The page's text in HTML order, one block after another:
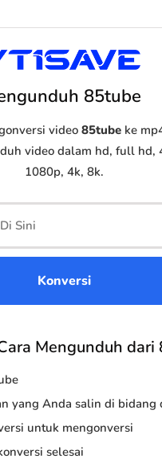
85tube
video 85tube ke
video dalam hd, full hd,
1080p, 4k, 8k.
Mengunduh dari
yang Anda salin di bidang
untuk mengonversi
selesai